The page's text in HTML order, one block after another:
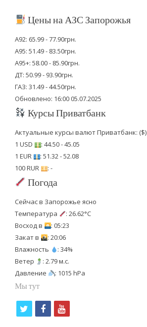
Цены на АЗС Запорожья
А92: 65.99 - 77.90грн.
А95: 51.49 - 83.50грн.
А95+: 58.00 - 85.90грн.
ДТ: 50.99 - 93.90грн.
ГАЗ: 31.49 - 44.50грн.
Обновлено: 16:00 05.07.2025
Курсы Приватбанк
Актуальные курсы валют Приватбанк: ($)
1 USD
: 44.50 - 45.05
1 EUR
: 51.32 - 52.08
100 RUR
: -
Погода
Сейчас в Запорожье ясно
Температура
: 26.62°C
Восход в
: 05:23
Закат в
: 20:06
Влажность
: 34%
Ветер
: 2.79 м.с.
Давление
: 1015 hPa
Мы тут
f
y